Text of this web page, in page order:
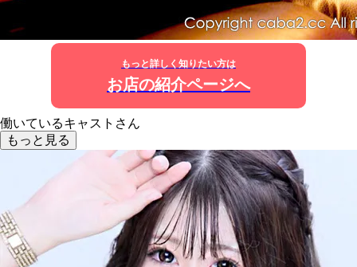
もっと詳しく知りたい方は
お店の紹介ページへ
働いているキャストさん
もっと見る